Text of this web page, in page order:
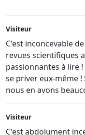
Visiteur
C'est inconcevable
revues scientifiques
passionnantes à lire
se priver eux-même
nous en avons
Visiteur
C'est abdolument